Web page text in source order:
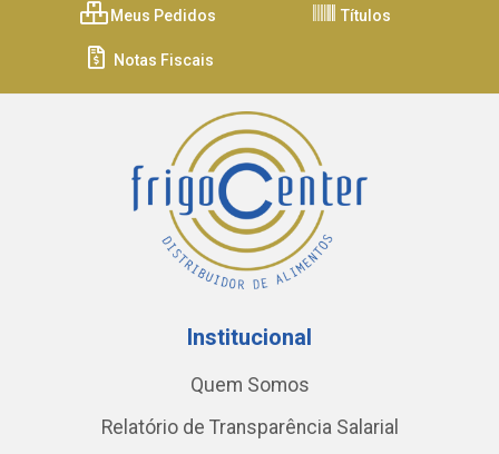
Meus Pedidos Títulos
Notas Fiscais
Institucional
Quem Somos
Relatório de Transparência Salarial